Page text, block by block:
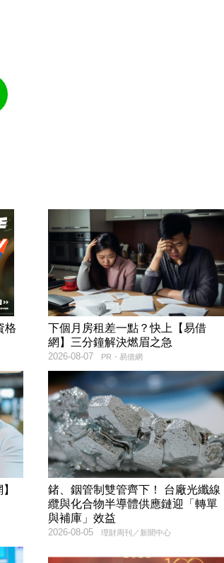
格
下個月房租差一點？快上【易借
網】三分鐘解決燃眉之急
PR・易借網
2026-08-07
鍺、銦管制雙管齊下！ 台廠光纖線
纜與化合物半導體供應鏈迎「轉單
與補庫」效益
理財周刊／新聞中心
2026-08-05